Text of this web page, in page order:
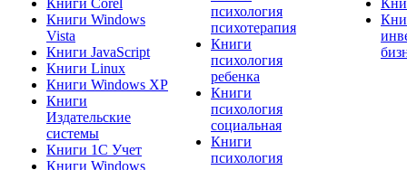
Книги Corel
Книги Windows
Vista
Книги JavaScript
Книги Linux
Книги Windows XP
Книги
Издательские
системы
Книги 1C Учет
Книги Windows
психология
психотерапия
Книги
психология
ребенка
Книги
психология
социальная
Книги
психология